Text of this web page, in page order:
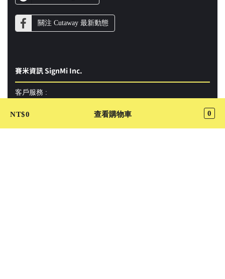
關注 Cutaway 最新動態
賽米資訊 SignMi Inc.
客戶服務 :
NT$0 查看購物車 0